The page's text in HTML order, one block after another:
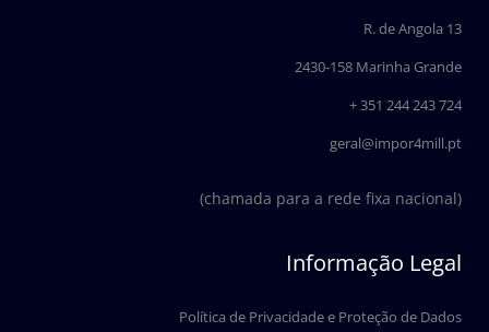
o
k
i
n
R. de Angola 13
2430-158 Marinha Grande
+ 351 244 243 724
geral@impor4mill.pt
(chamada para a rede fixa nacional)
Informação Legal
Política de Privacidade e Proteção de Dados